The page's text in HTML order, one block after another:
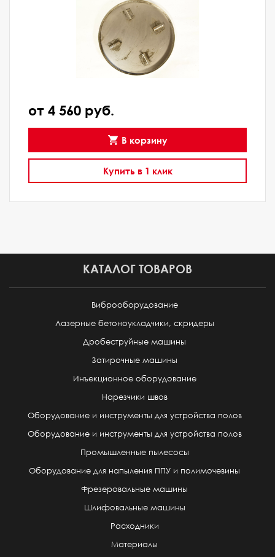
от 4 560 руб.
В корзину
Купить в 1 клик
КАТАЛОГ ТОВАРОВ
Виброоборудование
Лазерные бетоноукладчики, скридеры
Дробеструйные машины
Затирочные машины
Инъекционное оборудование
Нарезчики швов
Оборудование и инструменты для устройства полов
Оборудование и инструменты для устройства полов
Промышленные пылесосы
Оборудование для напыления ППУ и полимочевины
Фрезеровальные машины
Шлифовальные машины
Расходники
Материалы